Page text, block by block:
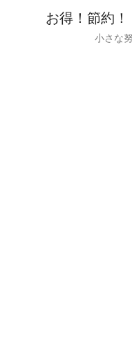
お得！節約
小さな